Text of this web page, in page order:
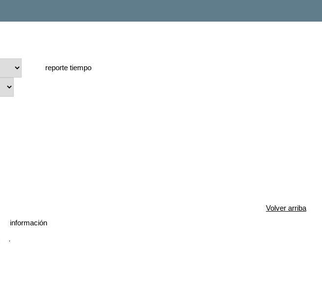
reporte tiempo
Volver arriba
información
·